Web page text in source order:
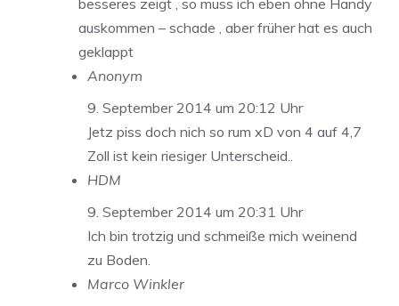
besseres zeigt , so muss ich eben ohne Handy
auskommen – schade , aber früher hat es auch
geklappt
Anonym
9. September 2014 um 20:12 Uhr
Jetz piss doch nich so rum xD von 4 auf 4,7
Zoll ist kein riesiger Unterscheid..
HDM
9. September 2014 um 20:31 Uhr
Ich bin trotzig und schmeiße mich weinend
zu Boden.
Marco Winkler